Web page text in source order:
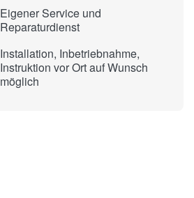
Eigener Service und
Reparaturdienst
Installation, Inbetriebnahme,
Instruktion vor Ort auf Wunsch
möglich